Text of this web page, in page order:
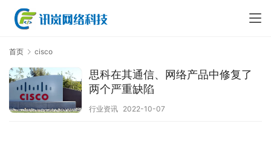
首页 cisco
思科在其通信、网络产品中修复了
两个严重缺陷
行业资讯 2022-10-07